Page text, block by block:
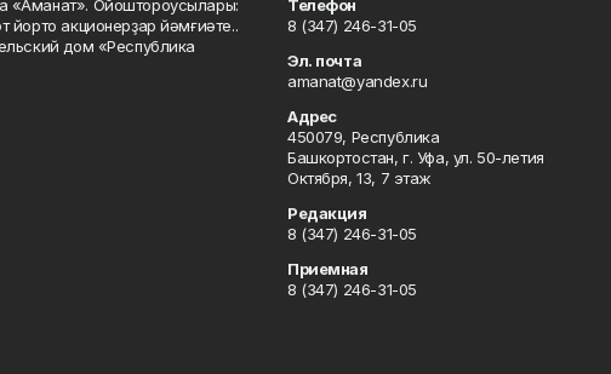
«Аманат». Ойоштороусылары:
акционерҙар йәмғиәте..
дом «Республика
Телефон
8 (347) 246-31-05
Эл. почта
amanat@yandex.ru
Адрес
450079, Республика
Башкортостан, г. Уфа, ул. 50-летия
Октября, 13, 7 этаж
Редакция
8 (347) 246-31-05
Приемная
8 (347) 246-31-05